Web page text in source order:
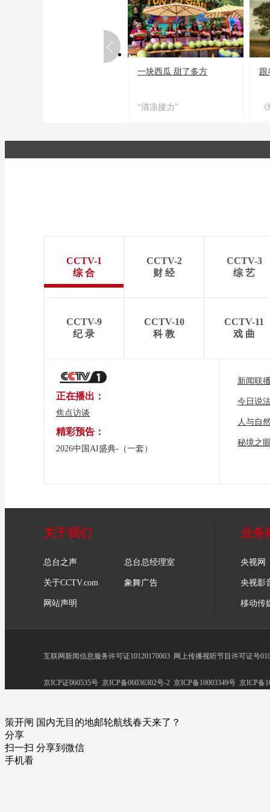
一块西瓜 甜了多方
“清凉接力”
跟
CCTV-1
综 合
CCTV-2
财 经
CCTV-3
综 艺
CCTV-9
纪 录
CCTV-10
科 教
CCTV-11
戏 曲
正在播出：
焦点访谈
精彩预告：
2026中国AI盛典-（一套）
新闻联
今日说
人与自
秘境之
关于我们
总台之声 总台总经理室
关于CCTV.com 象舞广告
网站声明
业务
央视网
央视影
移动传
互联网新闻信息服务许可证10120170003 网上传播视听节目许可证号
京ICP证060535号 京ICP备06036302号-2 京ICP备10003349号 京ICP备
策开闸 国内无目的地邮轮航线春天来了？
分享
扫一扫 分享到微信
手机看